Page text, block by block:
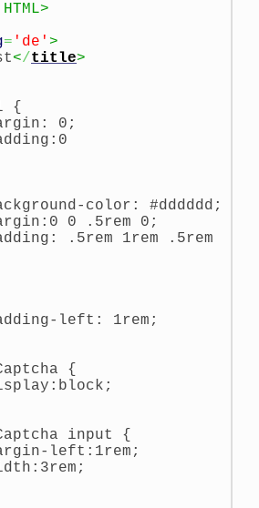
= 'de' >
</title>
{
0;
color: #dddddd;
0 .5rem 0;
.5rem 1rem .5rem
left: 1rem;
{
input {
left:1rem;